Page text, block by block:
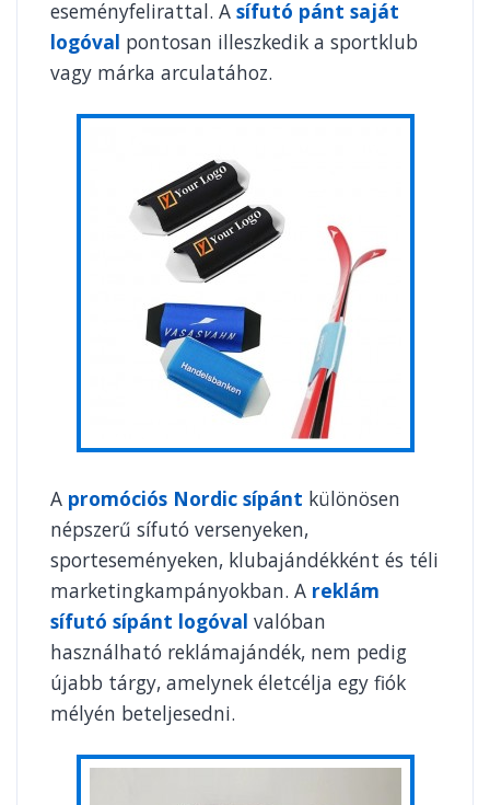
eseményfelirattal. A sífutó pánt saját
logóval pontosan illeszkedik a sportklub
vagy márka arculatához.
A promóciós Nordic sípánt különösen
népszerű sífutó versenyeken,
sporteseményeken, klubajándékként és téli
marketingkampányokban. A reklám
sífutó sípánt logóval valóban
használható reklámajándék, nem pedig
újabb tárgy, amelynek életcélja egy fiók
mélyén beteljesedni.